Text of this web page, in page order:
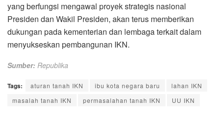
yang berfungsi mengawal proyek strategis nasional
Presiden dan Wakil Presiden, akan terus memberikan
dukungan pada kementerian dan lembaga terkait dalam
menyukseskan pembangunan IKN.
Sumber: Republika
Tags: aturan tanah IKN ibu kota negara baru
lahan IKN
masalah tanah IKN
permasalahan tanah IKN UU IKN